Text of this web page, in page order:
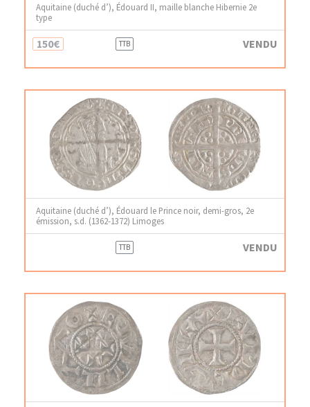
Aquitaine (duché d’), Édouard II, maille blanche Hibernie 2e
type
150€ TTB VENDU
Aquitaine (duché d’), Édouard le Prince noir, demi-gros, 2e
émission, s.d. (1362-1372) Limoges
TTB VENDU